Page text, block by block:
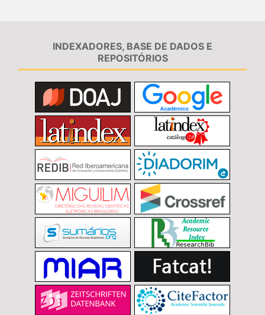
INDEXADORES, BASE DE DADOS E
REPOSITÓRIOS